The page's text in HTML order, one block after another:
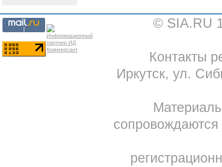
© SIA.RU
Контакты
Иркутск, ул.